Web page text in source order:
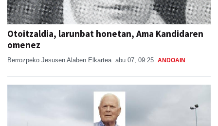
Otoitzaldia, larunbat honetan, Ama Kandidaren
omenez
Berrozpeko Jesusen Alaben Elkartea abu 07, 09:25 ANDOAIN